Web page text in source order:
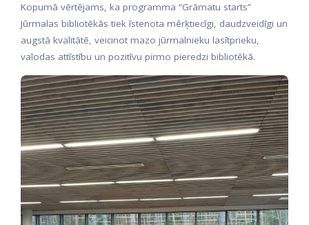
Kopumā vērtējams, ka programma “Grāmatu starts”
Jūrmalas bibliotēkās tiek īstenota mērķtiecīgi, daudzveidīgi un
augstā kvalitātē, veicinot mazo jūrmalnieku lasītprieku,
valodas attīstību un pozitīvu pirmo pieredzi bibliotēkā.